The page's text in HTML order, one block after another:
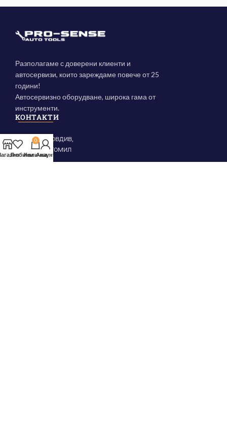
Разполагаме с доверени клиенти и
автосервизи, които зареждаме повече от 25
години!
Автосервизно оборудване, широка гама от
инструменти.
КОНТАКТИ
Гр. Пловдив,
ул. Богомил
(+359) 888 837 581
Любими
0
Количка
Акаунт